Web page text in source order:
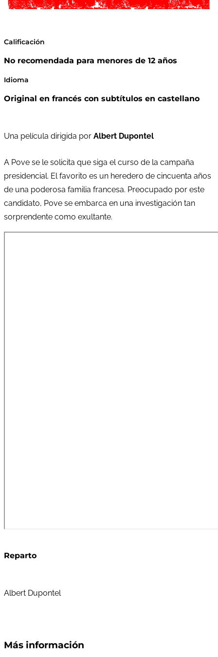
Calificación
No recomendada para menores de 12 años
Idioma
Original en francés con subtítulos en castellano
Una película dirigida por Albert Dupontel
A Pove se le solicita que siga el curso de la campaña
presidencial. El favorito es un heredero de cincuenta años
de una poderosa familia francesa. Preocupado por este
candidato, Pove se embarca en una investigación tan
sorprendente como exultante.
Reparto
Albert Dupontel
Más información